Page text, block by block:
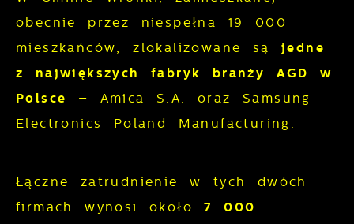
obecnie przez niespełna 19 000
mieszkańców, zlokalizowane są jedne
z największych fabryk branży AGD w
Polsce
– Amica S.A. oraz Samsung
Electronics Poland Manufacturing.
Łączne zatrudnienie w tych dwóch
firmach wynosi około7
000